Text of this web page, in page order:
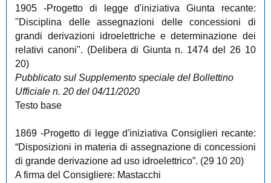
1905 -Progetto di legge d'iniziativa Giunta recante:
"Disciplina delle assegnazioni delle concessioni di
grandi derivazioni idroelettriche e determinazione dei
relativi canoni". (Delibera di Giunta n. 1474 del 26 10
20)
Pubblicato sul Supplemento speciale del Bollettino
Ufficiale n. 20 del 04/11/2020
Testo base
1869 -Progetto di legge d'iniziativa Consiglieri recante:
“Disposizioni in materia di assegnazione di concessioni
di grande derivazione ad uso idroelettrico”. (29 10 20)
A firma del Consigliere: Mastacchi